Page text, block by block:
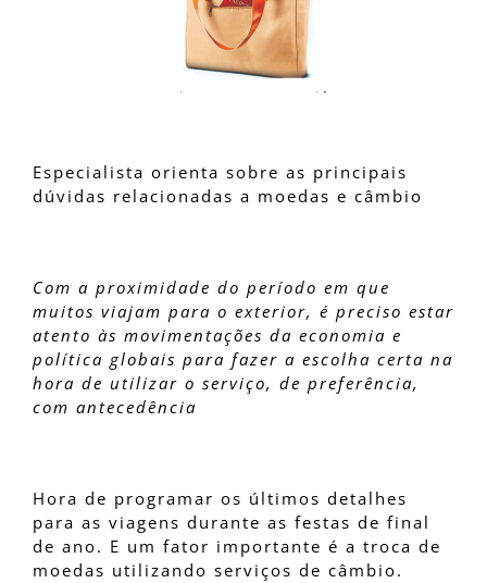
Especialista orienta sobre as principais
dúvidas relacionadas a moedas e câmbio
Com a proximidade do período em que
muitos viajam para o exterior, é preciso estar
atento às movimentações da economia e
política globais para fazer a escolha certa na
hora de utilizar o serviço, de preferência,
com antecedência
Hora de programar os últimos detalhes
para as viagens durante as festas de final
de ano. E um fator importante é a troca de
moedas utilizando serviços de câmbio.